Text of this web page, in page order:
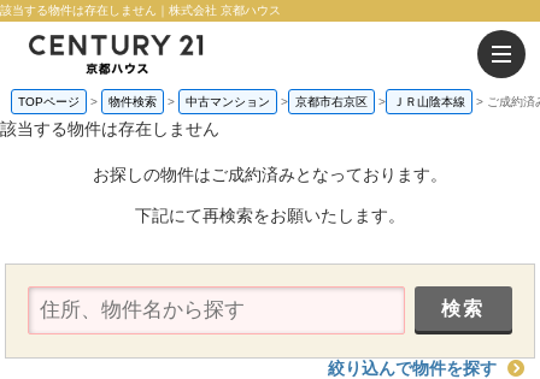
該当する物件は存在しません｜株式会社 京都ハウス
TOPページ 物件検索 中古マンション 京都市右京区 ＪＲ山陰本線 ご成約済
該当する物件は存在しません
お探しの物件はご成約済みとなっております。
下記にて再検索をお願いたします。
絞り込んで物件を探す